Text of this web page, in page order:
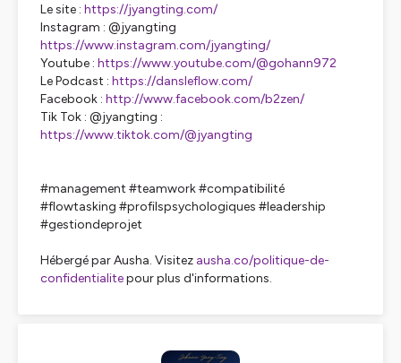
Le site : https://jyangting.com/
Instagram : @jyangting
https://www.instagram.com/jyangting/
Youtube : https://www.youtube.com/@gohann972
Le Podcast : https://dansleflow.com/
Facebook : http://www.facebook.com/b2zen/
Tik Tok : @jyangting :
https://www.tiktok.com/@jyangting
#management #teamwork #compatibilité
#flowtasking #profilspsychologiques #leadership
#gestiondeprojet
Hébergé par Ausha. Visitez ausha.co/politique-de-
confidentialitepour plus d'informations.